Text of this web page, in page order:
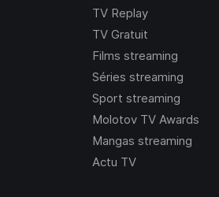
TV Replay
TV Gratuit
Films streaming
Séries streaming
Sport streaming
Molotov TV Awards
Mangas streaming
Actu TV